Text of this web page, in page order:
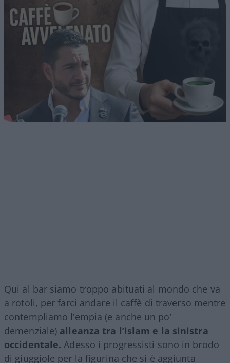
Qui al bar siamo troppo abituati al mondo che va
a rotoli, per farci andare il caffè di traverso mentre
contempliamo l’empia (e anche un po’
demenziale) alleanza tra l’islam e la sinistra
occidentale. Adesso i progressisti sono in brodo
di giuggiole per la figurina che si è aggiunta